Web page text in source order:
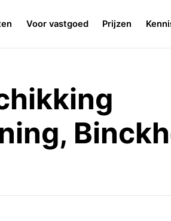
Voor vastgoed Prijzen